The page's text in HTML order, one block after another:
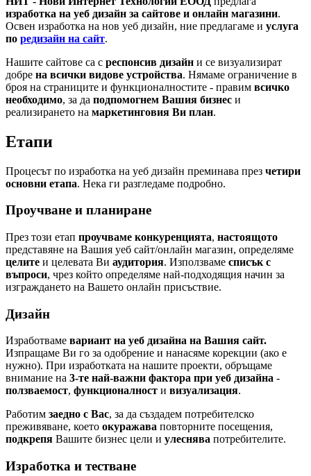
изработка на уеб дизайн за сайтове и онлайн магазини.
Освен изработка на нов уеб дизайн, ние предлагаме и услуга
по редизайн на сайт.
Нашите сайтове са с респонсив дизайн и се визуализират
добре на всички видове устройства. Нямаме ограничение в
броя на страниците и функционалностите - правим всичко
необходимо, за да подпомогнем Вашия бизнес и
реализирането на маркетинговия Ви план.
Етапи
Процесът по изработка на уеб дизайн преминава през четири
основни етапа. Нека ги разгледаме подробно.
Проучване и планиране
През този етап проучваме конкуренцията, настоящото
представяне на Вашия уеб сайт/онлайн магазин, определяме
целите и целевата Ви аудитория. Използваме списък с
въпроси, чрез който определяме най-подходящия начин за
изграждането на Вашето онлайн присъствие.
Дизайн
Изработваме вариант на уеб дизайна на Вашия сайт.
Изпращаме Ви го за одобрение и нанасяме корекции (ако е
нужно). При изработката на нашите проекти, обръщаме
внимание на 3-те най-важни фактора при уеб дизайна -
ползваемост, функционалност и визуализация.
Работим заедно с Вас, за да създадем потребителско
преживяване, което окуражава повторните посещения,
подкрепя Вашите бизнес цели и улеснява потребителите.
Изработка и тестване